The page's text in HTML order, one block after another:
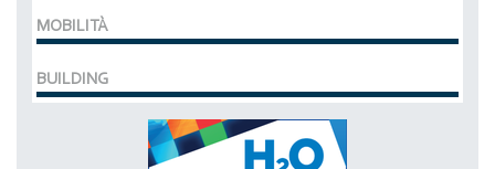
MOBILITÀ
BUILDING